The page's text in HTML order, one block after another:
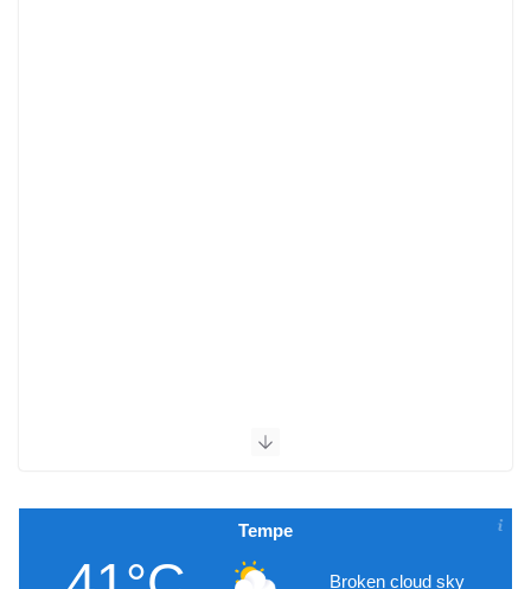
Tempe
Broken cloud sky